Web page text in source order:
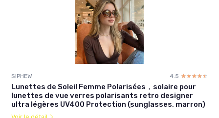
SIPHEW 4.5 ☆☆☆☆☆
★★★★★
Lunettes de Soleil Femme Polarisées，solaire pour
lunettes de vue verres polarisants retro designer
ultra légères UV400 Protection (sunglasses, marron)